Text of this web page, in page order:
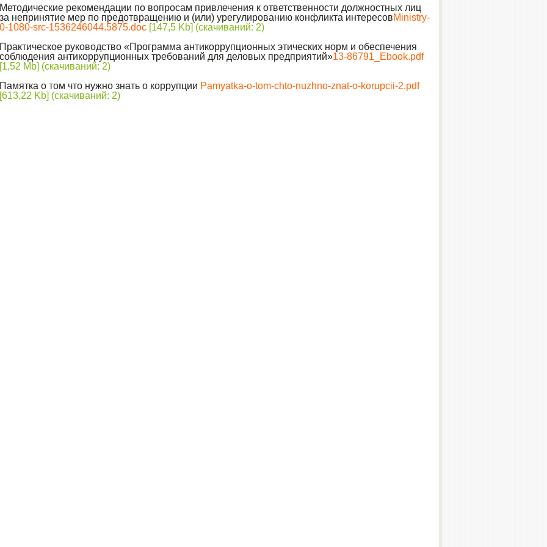
Методические рекомендации по вопросам привлечения к ответственности должностных лиц
за непринятие мер по предотвращению и (или) урегулированию конфликта интересовMinistry-
0-1080-src-1536246044.5875.doc [147,5 Kb] (cкачиваний: 2)
Практическое руководство «Программа антикоррупционных этических норм и обеспечения
соблюдения антикоррупционных требований для деловых предприятий»13-86791_Ebook.pdf
[1,52 Mb] (cкачиваний: 2)
Памятка о том что нужно знать о коррупции Pamyatka-o-tom-chto-nuzhno-znat-o-korupcii-2.pdf
[613,22 Kb] (cкачиваний: 2)